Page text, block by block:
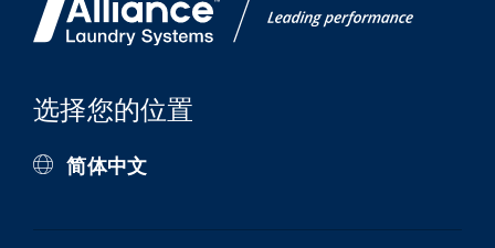
选择您的位置
简体中文